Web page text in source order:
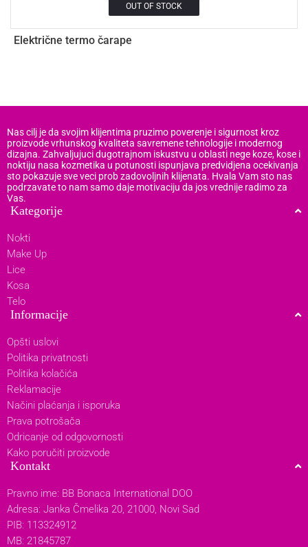
OUT OF STOCK
Električne termo čarape
Nas cilj je da svojim klijentima pruzimo poverenje i sigurnost kroz
proizvode vrhunskog kvaliteta savremene tehnologije i modernog
dizajna. Zahvaljujuci dugotrajnom iskustvu u oblasti nege koze, kose i
noktiju nasa kozmetika u potunosti ispunjava predvidjena ocekivanja
sto pokazuje sve veci prob zadovoljnih klijenata. Hvala Vam sto nas
podrzavate to nam samo daje motivaciju da jos vrednije radimo za
Vas.
Kategorije
Nokti
Make Up
Lice
Kosa
Telo
Informacije
Opšti uslovi
Politika privatnosti
Politika kolačića
Reklamacije
Načini plaćanja i isporuka
Prava potrošača
Odricanje od odgovornosti
Kako poručiti proizvode
Kontakt
Pravno ime: BB Bonaca International DOO
Adresa: Janka Čmelika 20, 21000, Novi Sad
PIB: 113324912
MB: 21845787